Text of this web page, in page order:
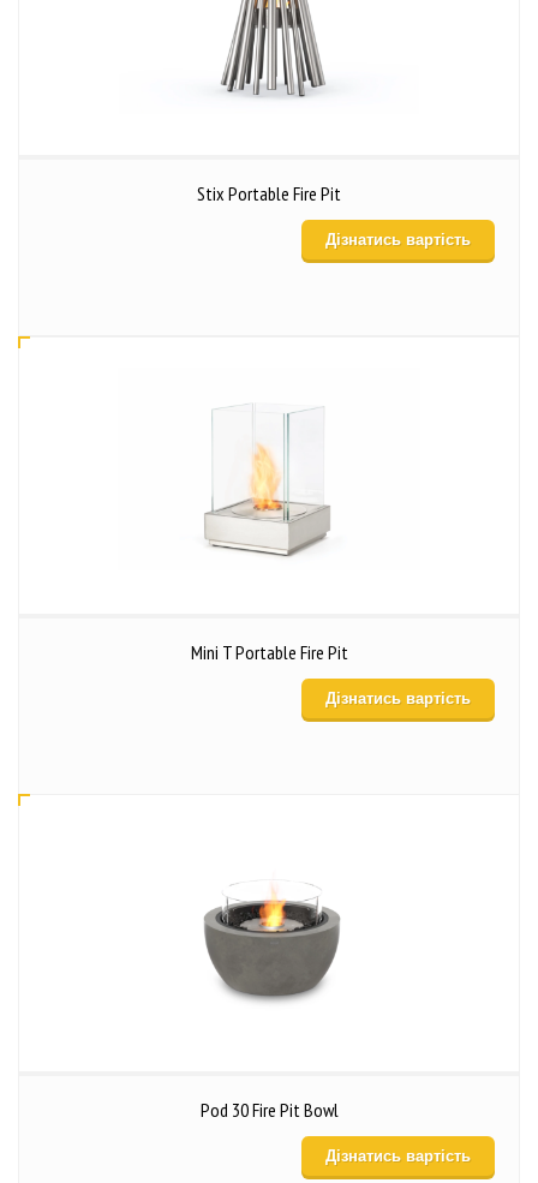
Stix Portable Fire Pit
Дізнатись вартість
Mini T Portable Fire Pit
Дізнатись вартість
Pod 30 Fire Pit Bowl
Дізнатись вартість